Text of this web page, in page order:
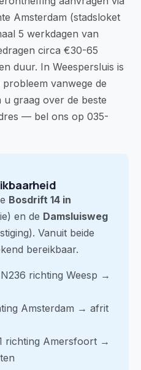
Amsterdam (stadsloket
5 werkdagen van
circa €30-65
duur. In Weespersluis is
vanwege de
u graag over de beste
— bel ons op 035-
Bosdrift 14 in
en de Damsluisweg
Vanuit beide
bereikbaar.
richting Weesp →
Amsterdam → afrit
richting Amersfoort →